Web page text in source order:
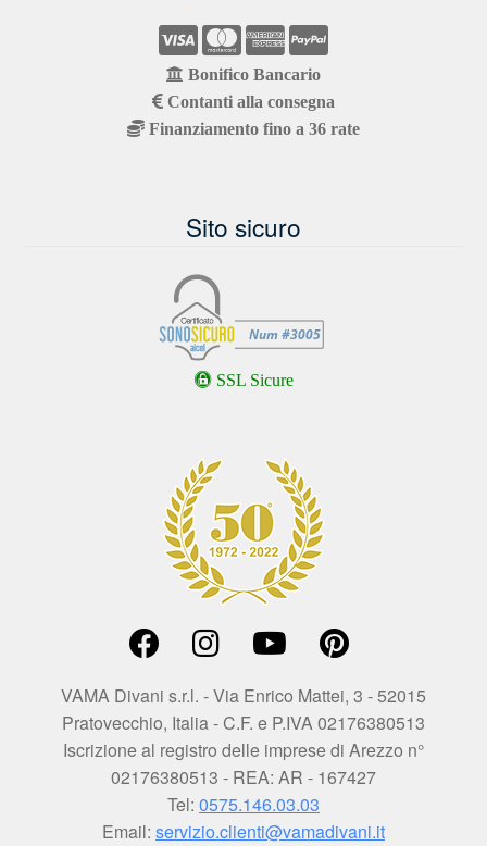
Bonifico Bancario
Contanti alla consegna
Finanziamento fino a 36 rate
Sito sicuro
SSL Sicure
VAMA Divani s.r.l. - Via Enrico Mattei, 3 - 52015
Pratovecchio, Italia - C.F. e P.IVA 02176380513
Iscrizione al registro delle imprese di Arezzo n°
02176380513 - REA: AR - 167427
Tel: 0575.146.03.03
Email: servizio.clienti@vamadivani.it